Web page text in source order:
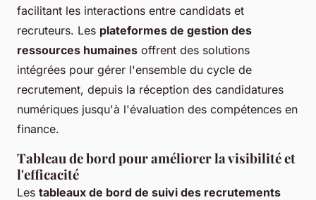
facilitant les interactions entre candidats et
recruteurs. Les plateformes de gestion des
ressources humaines offrent des solutions
intégrées pour gérer l'ensemble du cycle de
recrutement, depuis la réception des candidatures
numériques jusqu'à l'évaluation des compétences en
finance.
Tableau de bord pour améliorer la visibilité et
l'efficacité
Les tableaux de bord de suivi des recrutements